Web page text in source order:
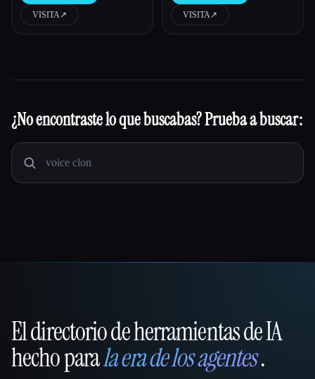
VISITA↗︎ VISITA↗︎
¿No encontraste lo que buscabas? Prueba a buscar:
That AI Collection
El directorio de herramientas de IA
hecho parala era de los agentes.